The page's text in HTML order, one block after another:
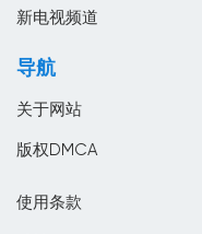
危地马拉
新电视频道
导航
关于网站
版权DMCA
使用条款